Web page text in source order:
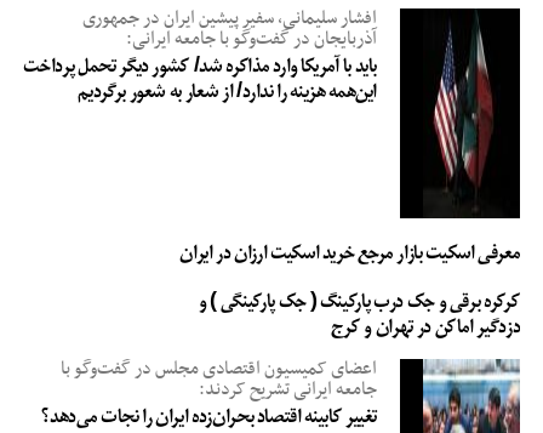
افشار سلیمانی، سفیر پیشین ایران در جمهوری
آذربایجان در گفت‌وگو با جامعه ایرانی:
باید با آمریکا وارد مذاکره شد/ کشور دیگر تحمل پرداخت
این‌همه هزینه را ندارد/ از شعار به شعور برگردیم
معرفی اسکیت بازار مرجع خرید اسکیت ارزان در ایران
کرکره برقی و جک درب پارکینگ ( جک پارکینگی ) و
دزدگیر اماکن در تهران و کرج
اعضای کمیسیون اقتصادی مجلس در گفت‌وگو با
جامعه ایرانی تشریح کردند:
تغییر کابینه اقتصاد بحران‌زده ایران را نجات می‌دهد؟